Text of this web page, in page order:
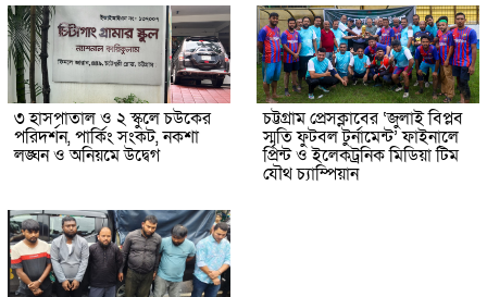
৩ হাসপাতাল ও ২ স্কুলে চউকের
পরিদর্শন, পার্কিং সংকট, নকশা
লঙ্ঘন ও অনিয়মে উদ্বেগ
চট্টগ্রাম প্রেসক্লাবের ‘জুলাই বিপ্লব
স্মৃতি ফুটবল টুর্নামেন্ট’ ফাইনালে
প্রিন্ট ও ইলেকট্রনিক মিডিয়া টিম
যৌথ চ্যাম্পিয়ান